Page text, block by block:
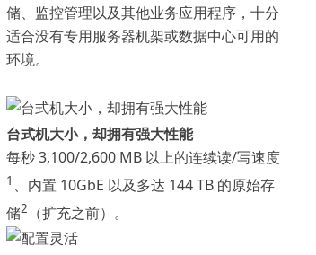
储、监控管理以及其他业务应用程序，十分
适合没有专用服务器机架或数据中心可用的
环境。
台式机大小，却拥有强大性能
每秒 3,100/2,600 MB 以上的连续读/写速度
1 、内置 10GbE 以及多达 144 TB 的原始存
储2 （扩充之前）。